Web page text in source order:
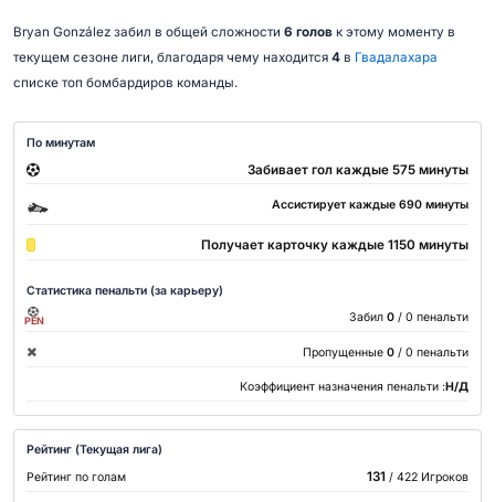
Bryan González забил в общей сложности 6 головк этому моменту в
текущем сезоне лиги, благодаря чему находится 4в Гвадалахара
списке топ бомбардиров команды.
По минутам
Забивает гол каждые 575 минуты
Ассистирует каждые 690 минуты
Получает карточку каждые 1150 минуты
Статистика пенальти (за карьеру)
PEN Забил 0 / 0 пенальти
Пропущенные 0 / 0 пенальти
Коэффициент назначения пенальти :Н/Д
Рейтинг (Текущая лига)
Рейтинг по голам
131 / 422 Игроков